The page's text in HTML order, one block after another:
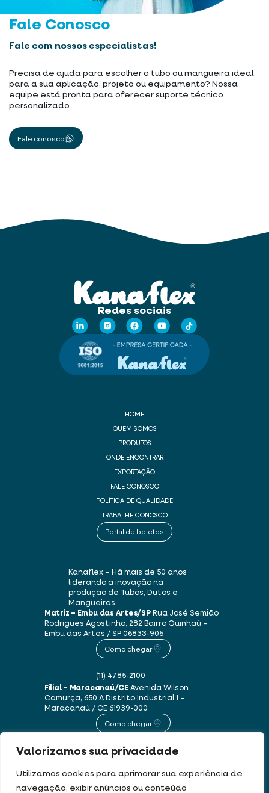
Valorizamos sua privacidade
Utilizamos cookies para aprimorar sua experiência de
navegação, exibir anúncios ou conteúdo
Fale Conosco
Fale com nossos especialistas!
Precisa de ajuda para escolher o tubo ou mangueira ideal
para a sua aplicação, projeto ou equipamento? Nossa
equipe está pronta para oferecer suporte técnico
personalizado
Fale conosco
Redes sociais
HOME
QUEM SOMOS
PRODUTOS
ONDE ENCONTRAR
EXPORTAÇÃO
FALE CONOSCO
POLÍTICA DE QUALIDADE
TRABALHE CONOSCO
Portal de boletos
Kanaflex – Há mais de 50 anos
liderando a inovação na
produção de Tubos, Dutos e
Mangueiras
Matriz – Embu das Artes/SPRua José Semião
Rodrigues Agostinho, 282 Bairro Quinhaú –
Embu das Artes / SP06833-905
Como chegar
(11) 4785-2100
Filial – Maracanaú/CEAvenida Wilson
Camurça, 650 ADistrito Industrial 1 –
Maracanaú / CE61939-000
Como chegar
(85) 3250-1235